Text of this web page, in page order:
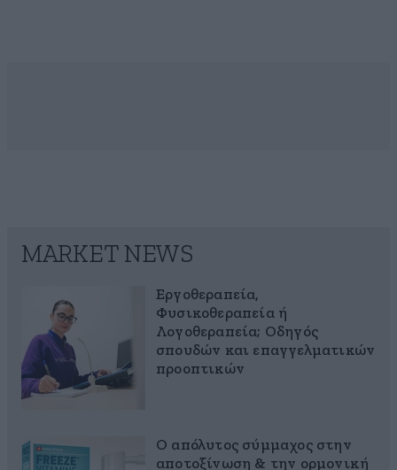
MARKET NEWS
Εργοθεραπεία,
Φυσικοθεραπεία ή
Λογοθεραπεία; Οδηγός
σπουδών και επαγγελματικών
προοπτικών
Ο απόλυτος σύμμαχος στην
αποτοξίνωση & την ορμονική